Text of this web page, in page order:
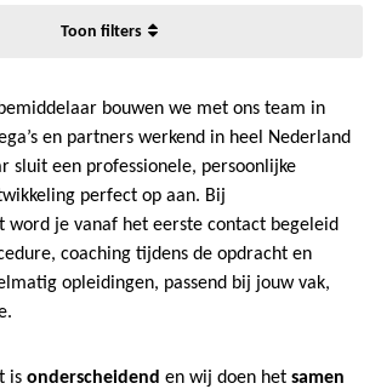
filters
bouwen we met ons team in
en partners werkend in heel Nederland
sluit een professionele, persoonlijke
perfect op aan. Bij
word je vanaf het eerste contact begeleid
coaching tijdens de opdracht en
opleidingen, passend bij jouw vak,
is onderscheidend en wij doen het samen